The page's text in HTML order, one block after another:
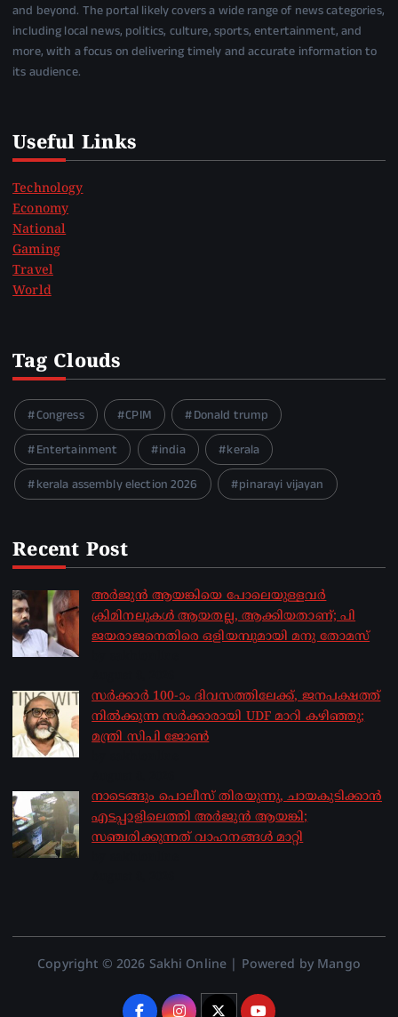
and beyond. The portal likely covers a wide range of news categories,
including local news, politics, culture, sports, entertainment, and
more, with a focus on delivering timely and accurate information to
its audience.
Useful Links
Technology
Economy
National
Gaming
Travel
World
Tag Clouds
Congress CPIM
Donald trump
Entertainment
india
kerala
kerala assembly election 2026
pinarayi vijayan
Recent Post
അർജുൻ ആയങ്കിയെ പോലെയുള്ളവർ
ക്രിമിനലുകൾ ആയതല്ല, ആക്കിയതാണ്; പി
ജയരാജനെതിരെ ഒളിയമ്പുമായി മനു തോമസ്
സർക്കാർ 100-ാം ദിവസത്തിലേക്ക്, ജനപക്ഷത്ത്
നിൽക്കുന്ന സർക്കാരായി UDF മാറി കഴിഞ്ഞു;
മന്ത്രി സിപി ജോൺ
നാടെങ്ങും പൊലീസ് തിരയുന്നു, ചായകുടിക്കാൻ
എടപ്പാളിലെത്തി അർജുൻ ആയങ്കി;
സഞ്ചരിക്കുന്നത് വാഹനങ്ങൾ മാറ്റി
Copyright © 2026 Sakhi Online | Powered by Mango